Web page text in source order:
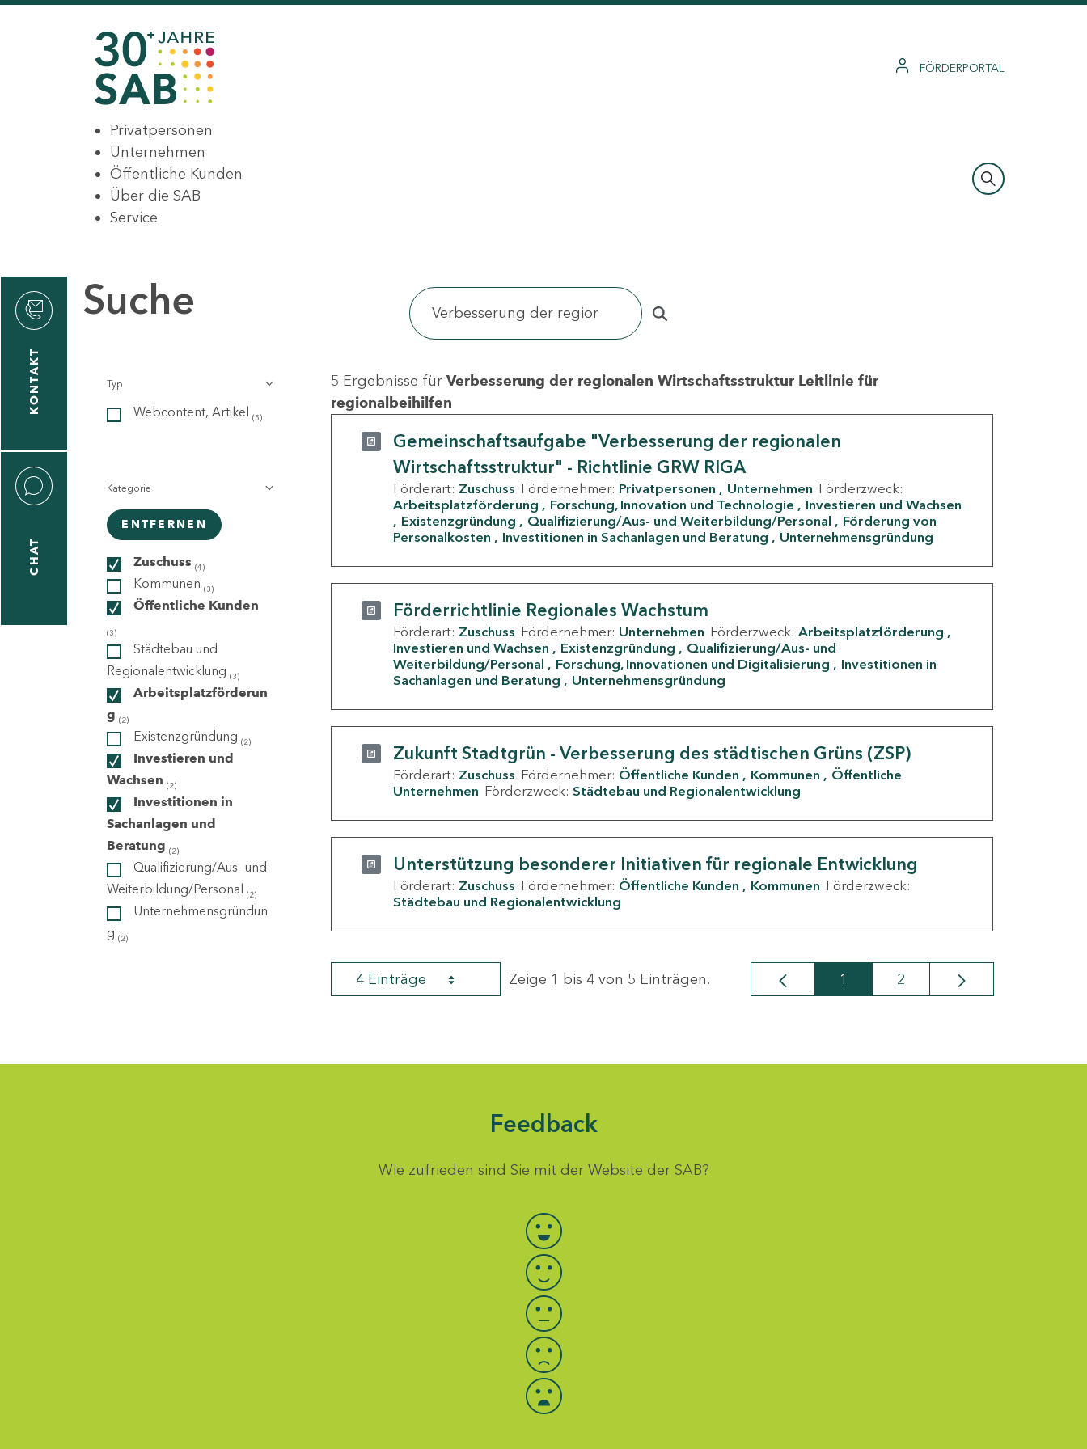
FÖRDERPORTAL
Privatpersonen
Unternehmen
Öffentliche Kunden
Über die SAB
Service
KONTAKT
CHAT
Suche
Typ
Webcontent, Artikel (5)
Kategorie
ENTFERNEN
Zuschuss (4)
Kommunen (3)
Öffentliche Kunden
(3)
Städtebau und
Regionalentwicklung (3)
Arbeitsplatzförderun
g (2)
Existenzgründung (2)
Investieren und
Wachsen (2)
Investitionen in
Sachanlagen und
Beratung (2)
Qualifizierung/Aus- und
Weiterbildung/Personal (2)
Unternehmensgründun
g (2)
5 Ergebnisse für Verbesserung der regionalen Wirtschaftsstruktur Leitlinie für
regionalbeihilfen
Gemeinschaftsaufgabe "Verbesserung der regionalen
Wirtschaftsstruktur" - Richtlinie GRW RIGA
Förderart: Zuschuss Fördernehmer: Privatpersonen Unternehmen Förderzweck:
Arbeitsplatzförderung
Forschung, Innovation und Technologie
Investieren und Wachsen
Existenzgründung
Qualifizierung/Aus- und Weiterbildung/Personal
Förderung von
Personalkosten
Investitionen in Sachanlagen und Beratung Unternehmensgründung
Förderrichtlinie Regionales Wachstum
Förderart: Zuschuss Fördernehmer: Unternehmen Förderzweck: Arbeitsplatzförderung
Investieren und Wachsen
Existenzgründung
Qualifizierung/Aus- und
Weiterbildung/Personal
Forschung, Innovationen und Digitalisierung
Investitionen in
Sachanlagen und Beratung
Unternehmensgründung
Zukunft Stadtgrün - Verbesserung des städtischen Grüns (ZSP)
Förderart: Zuschuss Fördernehmer: Öffentliche Kunden Kommunen
Öffentliche
Unternehmen Förderzweck: Städtebau und Regionalentwicklung
Unterstützung besonderer Initiativen für regionale Entwicklung
Förderart: Zuschuss Fördernehmer: Öffentliche Kunden Kommunen Förderzweck:
Städtebau und Regionalentwicklung
4 Einträge Zeige 1 bis 4 von 5 Einträgen. Seite
1 Seite
2
Feedback
Wie zufrieden sind Sie mit der Website der SAB?
Bewertung auswählen